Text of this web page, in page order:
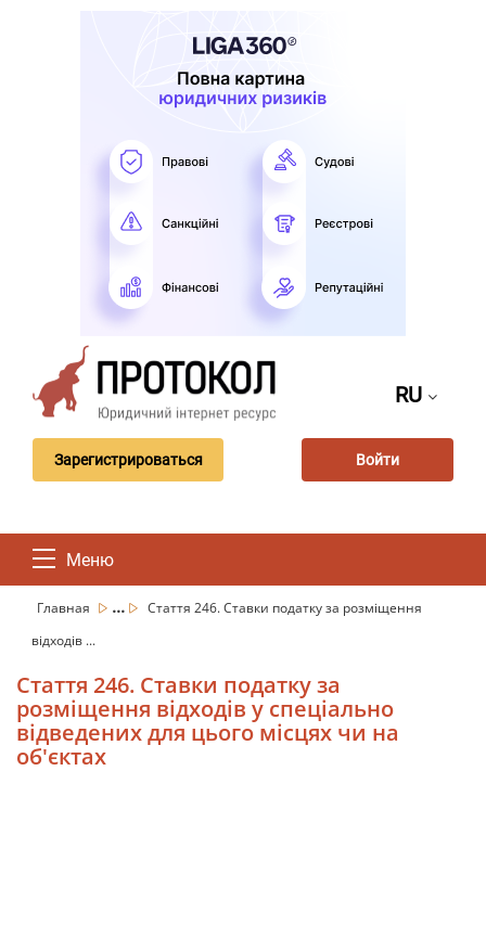
RU
Зарегистрироваться Войти
Меню
Главная ...
Стаття 246. Ставки податку за розміщення
відходів ...
Стаття 246. Ставки податку за
розміщення відходів у спеціально
відведених для цього місцях чи на
об'єктах